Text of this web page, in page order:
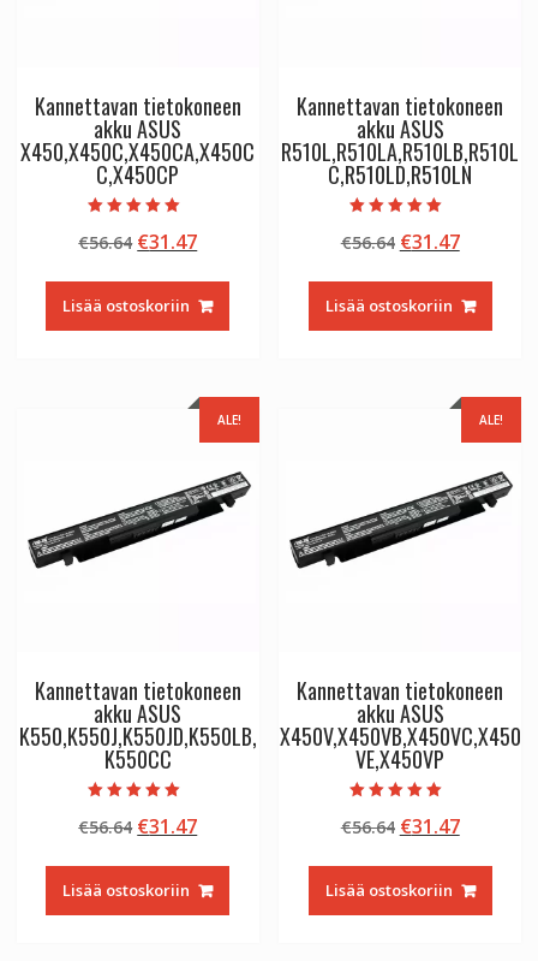
Kannettavan tietokoneen
akku ASUS
X450,X450C,X450CA,X450C
C,X450CP
tuotteesta:
5.00
€56.64 Alkuperäinen
oli:
€56.64.
€31.47Nykyinen
on:
€31.47.
Lisää ostoskoriin
Kannettavan tietokoneen
akku ASUS
R510L,R510LA,R510LB,R510L
C,R510LD,R510LN
tuotteesta:
5.00
€56.64 Alkuperäinen
oli:
€56.64.
€31.47
on:
€31.47.
Lisää ostoskoriin
ALE!
Kannettavan tietokoneen
akku ASUS
K550,K550J,K550JD,K550LB,
K550CC
tuotteesta:
5.00
€56.64 Alkuperäinen
oli:
€56.64.
€31.47Nykyinen
on:
€31.47.
Lisää ostoskoriin
ALE!
Kannettavan tietokoneen
akku ASUS
X450V,X450VB,X450VC,X450
VE,X450VP
tuotteesta:
5.00
€56.64 Alkuperäinen
oli:
€56.64.
€31.47
on:
€31.47.
Lisää ostoskoriin